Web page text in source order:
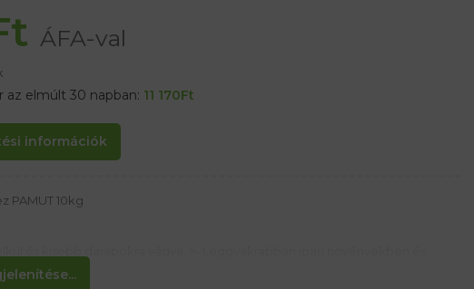
ÁFA-val
az elmúlt 30 napban: 11 170Ft
információk
PAMUT 10kg
használják zsír, olaj, festék stb. Tisztításához.